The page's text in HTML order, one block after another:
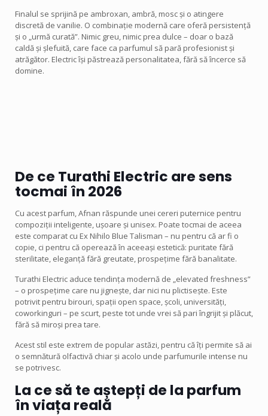
Finalul se sprijină pe ambroxan, ambră, mosc și o atingere
discretă de vanilie. O combinație modernă care oferă persistență
și o „urmă curată”. Nimic greu, nimic prea dulce – doar o bază
caldă și șlefuită, care face ca parfumul să pară profesionist și
atrăgător. Electric își păstrează personalitatea, fără să încerce să
domine.
De ce Turathi Electric are sens
tocmai în 2026
Cu acest parfum, Afnan răspunde unei cereri puternice pentru
compoziții inteligente, ușoare și unisex. Poate tocmai de aceea
este comparat cu Ex Nihilo Blue Talisman – nu pentru că ar fi o
copie, ci pentru că operează în aceeași estetică: puritate fără
sterilitate, eleganță fără greutate, prospețime fără banalitate.
Turathi Electric aduce tendința modernă de „elevated freshness”
– o prospețime care nu jignește, dar nici nu plictisește. Este
potrivit pentru birouri, spații open space, școli, universități,
coworkinguri – pe scurt, peste tot unde vrei să pari îngrijit și plăcut,
fără să miroși prea tare.
Acest stil este extrem de popular astăzi, pentru că îți permite să ai
o semnătură olfactivă chiar și acolo unde parfumurile intense nu
se potrivesc.
La ce să te aștepți de la parfum
în viața reală